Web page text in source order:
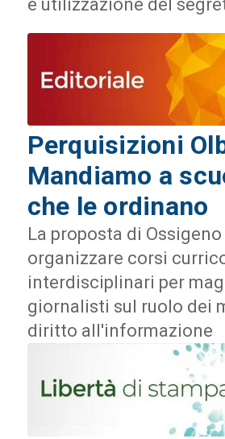
e utilizzazione del
Perquisizioni
Mandiamo a
che le ordinano
La proposta di Ossigeno
organizzare corsi
interdisciplinari per
giornalisti sul ruolo dei
diritto all'informazione